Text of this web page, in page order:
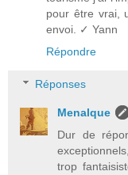
pour être vrai,
envoi. ✓ Yann
Répondre
Réponses
Menalque
Dur de
trop